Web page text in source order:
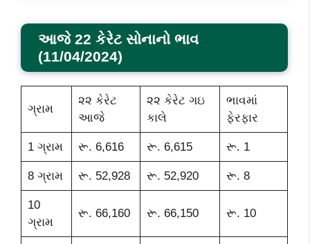
આજે 22 કેરેટ સોનાનો ભાવ
(11/04/2024)
ગ્રામ
૨૨ કેરેટ
આજે
૨૨ કેરેટ ગઇ
કાલે
ભાવમાં
ફેરફાર
1 ગ્રામ રૂ. 6,616 રૂ. 6,615 રૂ. 1
8 ગ્રામ રૂ. 52,928 રૂ. 52,920 રૂ. 8
10
ગ્રામ
રૂ. 66,160 રૂ. 66,150 રૂ. 10